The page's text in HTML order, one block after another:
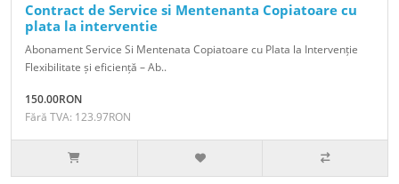
Contract de Service si Mentenanta Copiatoare cu
plata la interventie
Abonament Service Si Mentenata Copiatoare cu Plata la Intervenție
Flexibilitate și eficiență – Ab..
150.00RON
Fără TVA: 123.97RON